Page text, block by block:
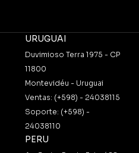
URUGUAI
Duvimioso Terra 1975 - CP
11800
Montevidéu - Uruguai
Ventas: (+598) - 24038115
Soporte: (+598) -
24038110
PERU